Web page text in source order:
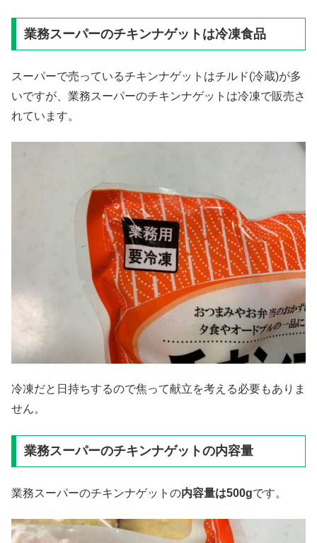
業務スーパーのチキンナゲットは冷凍食品
スーパーで売っているチキンナゲットはチルド(冷蔵)が多
いですが、業務スーパーのチキンナゲットは冷凍で販売さ
れています。
冷凍だと日持ちするので焦って献立を考える必要もありま
せん。
業務スーパーのチキンナゲットの内容量
業務スーパーのチキンナゲットの内容量は500gです。